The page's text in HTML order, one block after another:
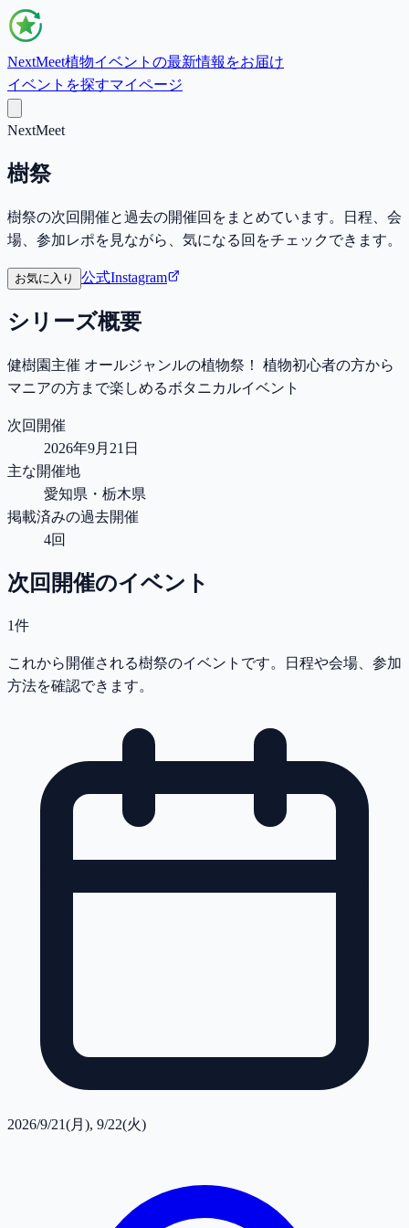
NextMeet植物イベントの最新情報をお届け
イベントを探すマイページ
NextMeet
樹祭
樹祭の次回開催と過去の開催回をまとめています。日程、会
場、参加レポを見ながら、気になる回をチェックできます。
お気に入り 公式Instagram
シリーズ概要
健樹園主催 オールジャンルの植物祭！ 植物初心者の方から
マニアの方まで楽しめるボタニカルイベント
次回開催
2026年9月21日
主な開催地
愛知県・栃木県
掲載済みの過去開催
4回
次回開催のイベント
1件
これから開催される樹祭のイベントです。日程や会場、参加
方法を確認できます。
2026/9/21(月), 9/22(火)